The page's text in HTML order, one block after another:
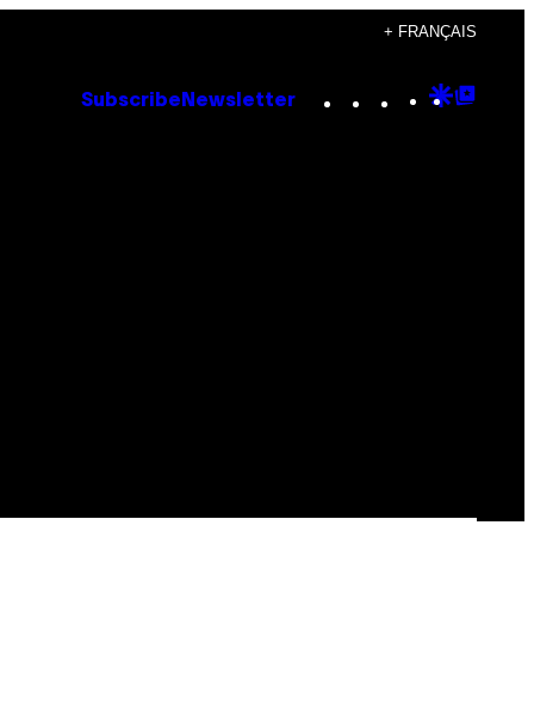
+ FRANÇAIS
Subscribe Newsletter Instagram
TikTok
YouTube
Google